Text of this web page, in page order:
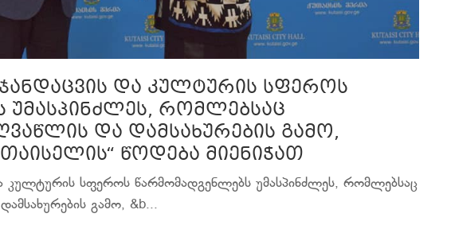
ჯანდაცვის და კულტურის სფეროს
რომლებსაც
და დამსახურების გამო,
წოდება მიენიჭათ
კულტურის სფეროს წარმომადგენლებს უმასპინძლეს, რომლებსაც
გამო, &b...